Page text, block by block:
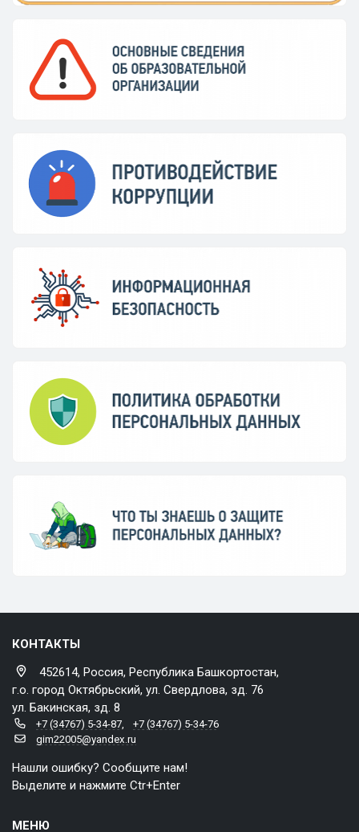
КОНТАКТЫ
452614, Россия, Республика Башкортостан,
г.о. город Октябрьский, ул. Свердлова, зд. 76
ул. Бакинская, зд. 8
+7 (34767) 5-34-87
+7 (34767) 5-34-76
gim22005@yandex.ru
Нашли ошибку? Сообщите нам!
Выделите и нажмите Ctr+Enter
МЕНЮ